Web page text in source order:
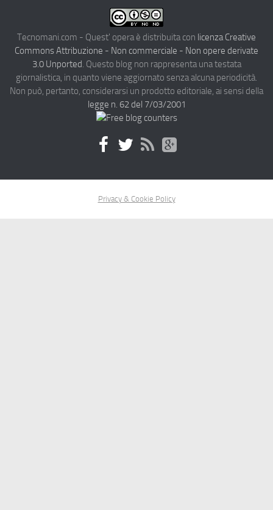
Tecnomani.com - Quest' opera è distribuita con licenza Creative
Commons Attribuzione - Non commerciale - Non opere derivate
3.0 Unported. Questo blog non rappresenta una testata
giornalistica, in quanto viene aggiornato senza alcuna periodicità.
Non può, pertanto, considerarsi un prodotto editoriale, ai sensi della
legge n. 62 del 7/03/2001
Privacy & Cookie Policy